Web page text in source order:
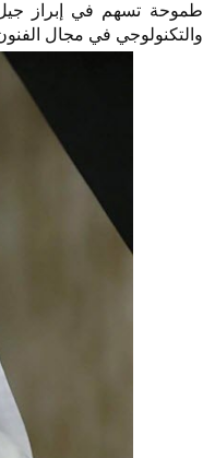
طموحة تسهم في إبراز جيل
والتكنولوجي في مجال